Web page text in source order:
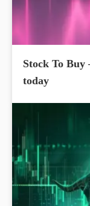
Stock To
today